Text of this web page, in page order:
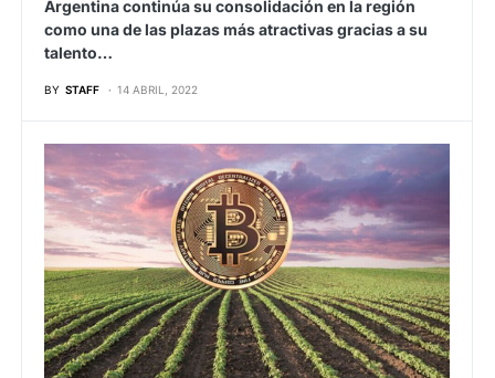
Argentina continúa su consolidación en la región
como una de las plazas más atractivas gracias a su
talento…
BY STAFF 14 ABRIL, 2022